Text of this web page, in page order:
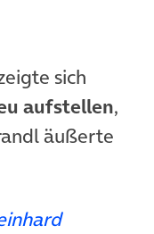
sich
aufstellen,
äußerte